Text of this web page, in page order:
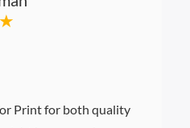
Print for both quality